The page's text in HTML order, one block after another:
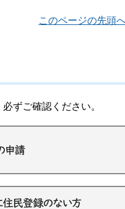
このページの先頭
ずご確認ください。